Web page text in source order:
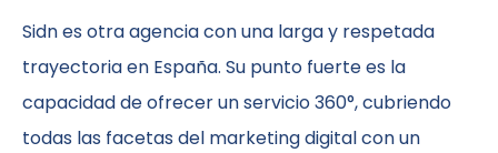
Sidn es otra agencia con una larga y respetada
trayectoria en España. Su punto fuerte es la
capacidad de ofrecer un servicio 360°, cubriendo
todas las facetas del marketing digital con un